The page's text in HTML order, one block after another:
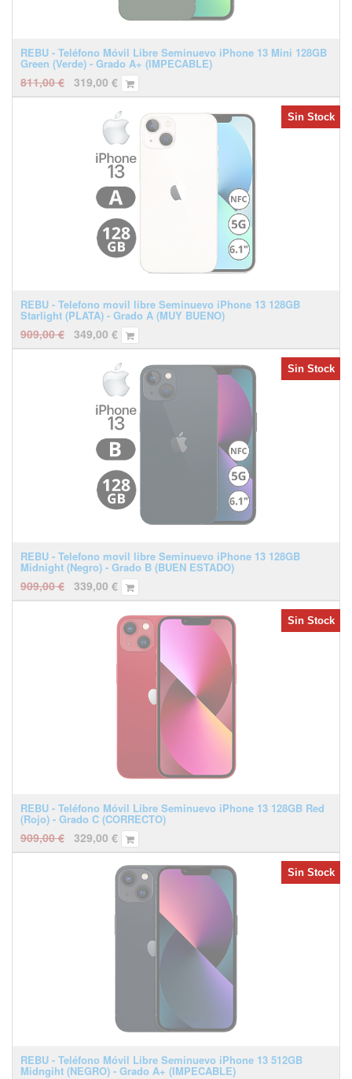
REBU - Teléfono Móvil Libre Seminuevo iPhone 13 Mini 128GB
Green (Verde) - Grado A+ (IMPECABLE)
811,00€ 319,00 €
REBU - Telefono movil libre Seminuevo iPhone 13 128GB
Starlight (PLATA) - Grado A (MUY BUENO)
909,00€ 349,00 €
Sin Stock
REBU - Telefono movil libre Seminuevo iPhone 13 128GB
Midnight (Negro) - Grado B (BUEN ESTADO)
909,00€ 339,00 €
Sin Stock
REBU - Teléfono Móvil Libre Seminuevo iPhone 13 128GB Red
(Rojo) - Grado C (CORRECTO)
909,00€ 329,00 €
Sin Stock
REBU - Teléfono Móvil Libre Seminuevo iPhone 13 512GB
Midngiht (NEGRO) - Grado A+ (IMPECABLE)
Sin Stock